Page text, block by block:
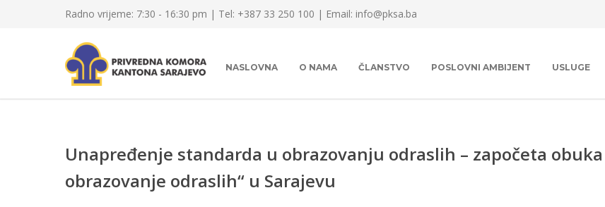
Radno vrijeme: 7:30 - 16:30 pm | Tel: +387 33 250 100 | Email: info@pksa.ba
NASLOVNA O NAMA ČLANSTVO POSLOVNI AMBIJENT USLUGE
Unapređenje standarda u obrazovanju odraslih – započeta
obrazovanje odraslih“ u Sarajevu